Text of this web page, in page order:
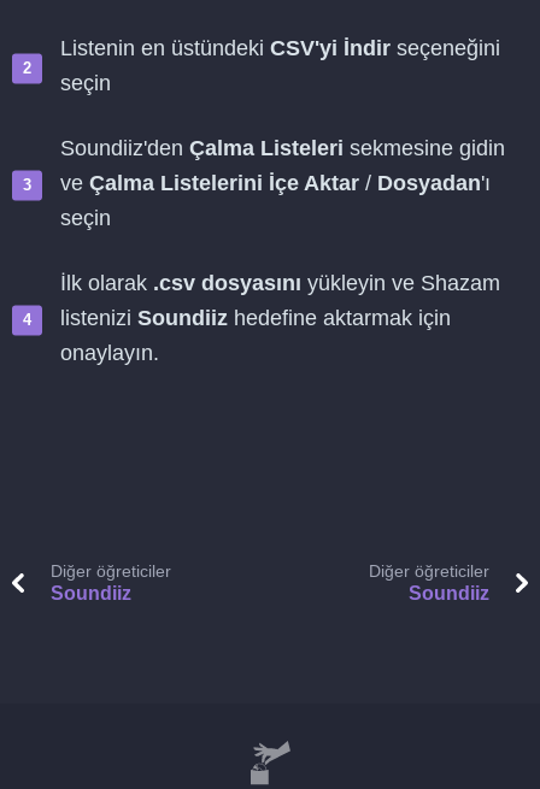
Listenin en üstündeki CSV'yi İndir seçeneğini
seçin
Soundiiz'den Çalma Listeleri sekmesine gidin
ve Çalma Listelerini İçe Aktar / Dosyadan'ı
seçin
İlk olarak .csv dosyasını yükleyin ve Shazam
listenizi Soundiiz hedefine aktarmak için
onaylayın.
Diğer öğreticiler
Soundiiz
Diğer öğreticiler
Soundiiz